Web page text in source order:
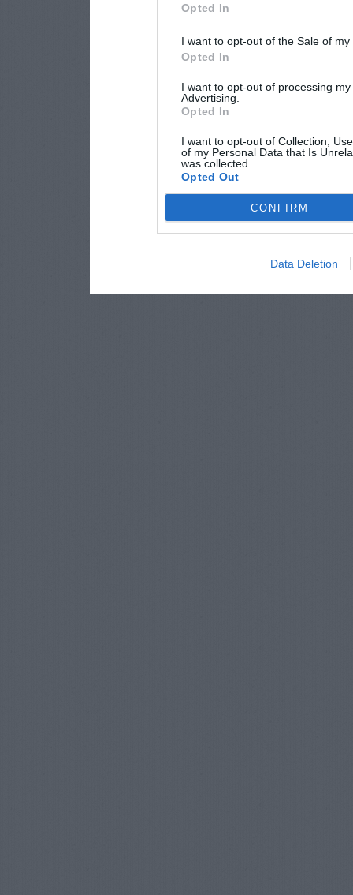
Opted In
I want to opt-out of the Sale of
Opted In
I want to opt-out of processing
Advertising.
Opted In
I want to opt-out of Collection,
of my Personal Data that Is
was collected.
Opted Out
CONFIRM
Data Deletion